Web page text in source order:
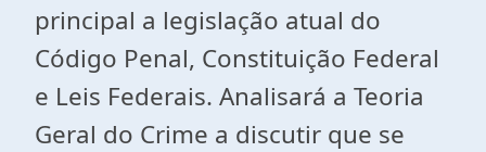
principal a legislação atual do
Código Penal, Constituição Federal
e Leis Federais. Analisará a Teoria
Geral do Crime a discutir que se